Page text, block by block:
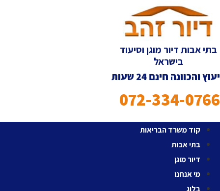
בתי אבות דיור מוגן וסיעוד
בישראל
והכוונה חינם 24 שעות
072-334-
קוד משרד הבריאות
בתי אבות
דיור מוגן
מי אנחנו
בלוג